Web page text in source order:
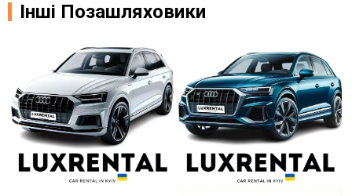
Інші Позашляховики